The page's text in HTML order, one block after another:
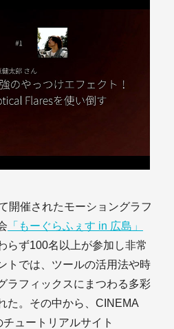
開催されたモーショングラフ
「もーぐらふぇす in 広島」
らず100名以上が参加し非常
トでは、ツールの活用法や時
ラフィックスにまつわる多彩
た。その中から、CINEMA
ュートリアルサイト